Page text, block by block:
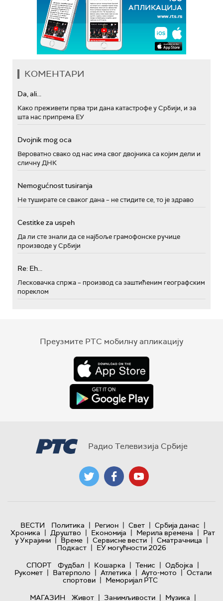
КОМЕНТАРИ
Da, ali...
Како преживети прва три дана катастрофе у Србији, и за
шта нас припрема ЕУ
Dvojnik mog oca
Вероватно свако од нас има свог двојника са којим дели и
сличну ДНК
Nemogućnost tusiranja
Не туширате се сваког дана – не стидите се, то је здраво
Cestitke za uspeh
Да ли сте знали да се најбоље грамофонске ручице
производе у Србији
Re: Eh...
Лесковачка спржа – производ са заштићеним географским
пореклом
Преузмите РТС мобилну апликацију
Радио Телевизија Србије
ВЕСТИ Политика | Регион | Свет | Србија данас |
Хроника | Друштво | Економија | Мерила времена | Рат
у Украјини | Време | Сервисне вести | Сматрачница |
Подкаст | ЕУ могућности 2026
СПОРТ
Фудбал | Кошарка | Тенис | Одбојка |
Рукомет | Ватерполо | Атлетика | Ауто-мото | Остали
спортови | Меморијал РТС
МАГАЗИН
Живот | Занимљивости | Музика |